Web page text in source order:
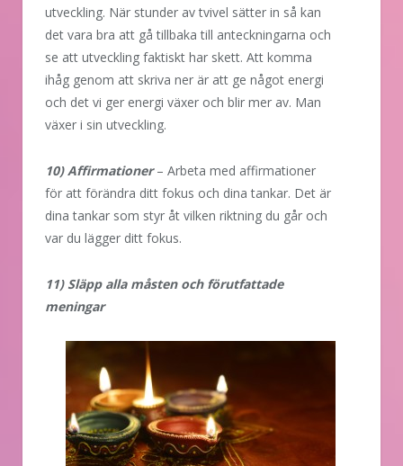
utveckling. När stunder av tvivel sätter in så kan
det vara bra att gå tillbaka till anteckningarna och
se att utveckling faktiskt har skett. Att komma
ihåg genom att skriva ner är att ge något energi
och det vi ger energi växer och blir mer av. Man
växer i sin utveckling.
10) Affirmationer – Arbeta med affirmationer
för att förändra ditt fokus och dina tankar. Det är
dina tankar som styr åt vilken riktning du går och
var du lägger ditt fokus.
11) Släpp alla måsten och förutfattade
meningar